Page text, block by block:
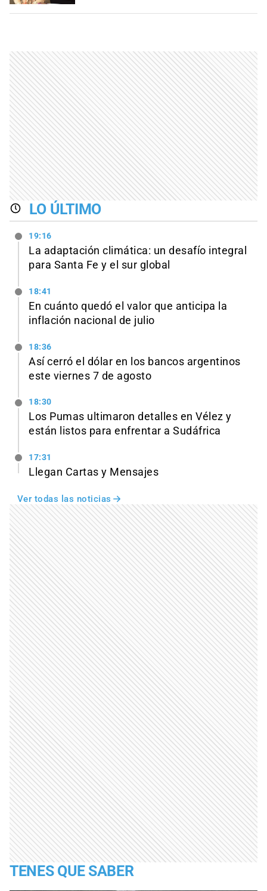
LO ÚLTIMO
19:16
La adaptación climática: un desafío integral
para Santa Fe y el sur global
18:41
En cuánto quedó el valor que anticipa la
inflación nacional de julio
18:36
Así cerró el dólar en los bancos argentinos
este viernes 7 de agosto
18:30
Los Pumas ultimaron detalles en Vélez y
están listos para enfrentar a Sudáfrica
17:31
Llegan Cartas y Mensajes
Ver todas las noticias
TENES QUE SABER